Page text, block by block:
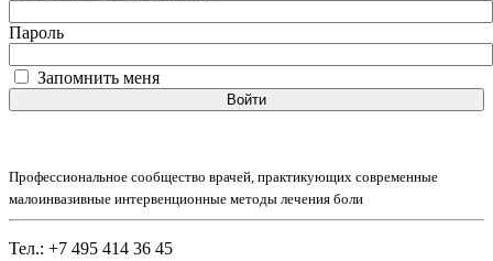
Пароль
Запомнить меня
Войти
Профессиональное сообщество врачей, практикующих современные
малоинвазивные интервенционные методы лечения боли
Тел.: +7 495 414 36 45